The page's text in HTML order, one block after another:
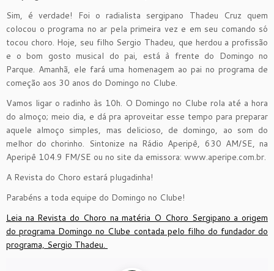
Sim, é verdade! Foi o radialista sergipano Thadeu Cruz quem
colocou o programa no ar pela primeira vez e em seu comando só
tocou choro. Hoje, seu filho Sergio Thadeu, que herdou a profissão
e o bom gosto musical do pai, está à frente do Domingo no
Parque. Amanhã, ele fará uma homenagem ao pai no programa de
começão aos 30 anos do Domingo no Clube.
Vamos ligar o radinho às 10h. O Domingo no Clube rola até a hora
do almoço; meio dia, e dá pra aproveitar esse tempo para preparar
aquele almoço simples, mas delicioso, de domingo, ao som do
melhor do chorinho. Sintonize na Rádio Aperipê, 630 AM/SE, na
Aperipê 104.9 FM/SE ou no site da emissora: www.aperipe.com.br.
A Revista do Choro estará plugadinha!
Parabéns a toda equipe do Domingo no Clube!
Leia na Revista do Choro na matéria O Choro Sergipano a origem
do programa Domingo no Clube contada pelo filho do fundador do
programa, Sergio Thadeu.